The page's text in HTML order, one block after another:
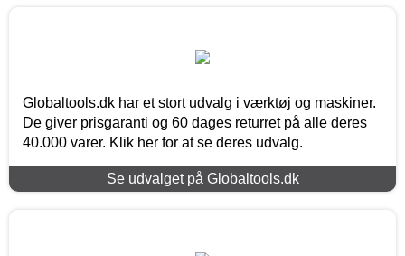
Globaltools.dk har et stort udvalg i værktøj og maskiner.
De giver prisgaranti og 60 dages returret på alle deres
40.000 varer. Klik her for at se deres udvalg.
Se udvalget på Globaltools.dk